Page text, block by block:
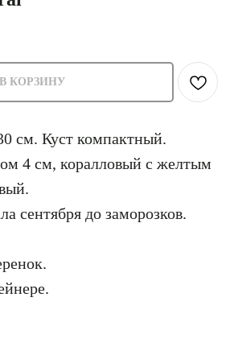
В КОРЗИНУ
см. Куст компактный.
4 см, коралловый с желтым
сентября до заморозков.